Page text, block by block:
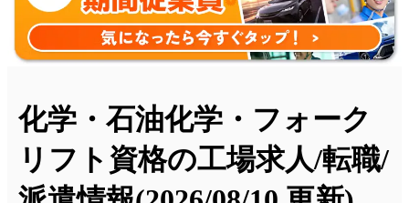
化学・石油化学・フォーク
リフト資格の工場求人/転職/